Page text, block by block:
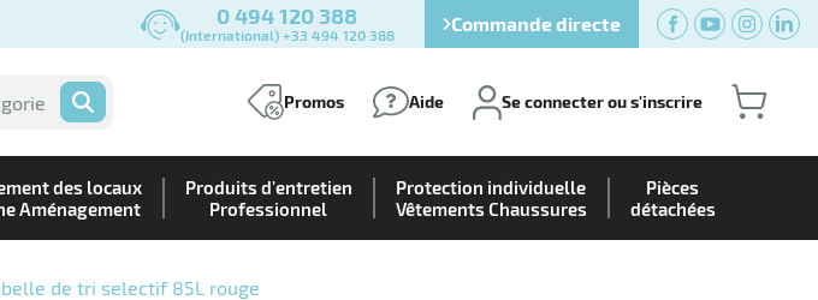
0 494 120 388
(International) +33 494 120 388 Commande directe
OK Promos Aide Se connecter ou s'inscrire
des locaux
Aménagement
Produits d'entretien
Professionnel
Protection individuelle
Vêtements Chaussures
Pièces
détachées
de tri selectif 85L rouge